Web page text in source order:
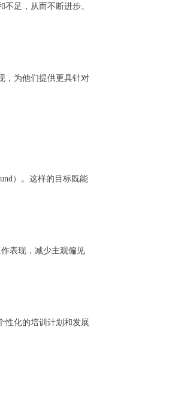
足，从而不断进步。
，为他们提供更具针对
）。这样的目标既能
表现，减少主观偏见
性化的培训计划和发展